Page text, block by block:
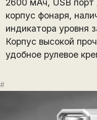
2600 мАч, USB порт
корпус фонаря,
индикатора уровня
Корпус высокой
удобное рулевое
#